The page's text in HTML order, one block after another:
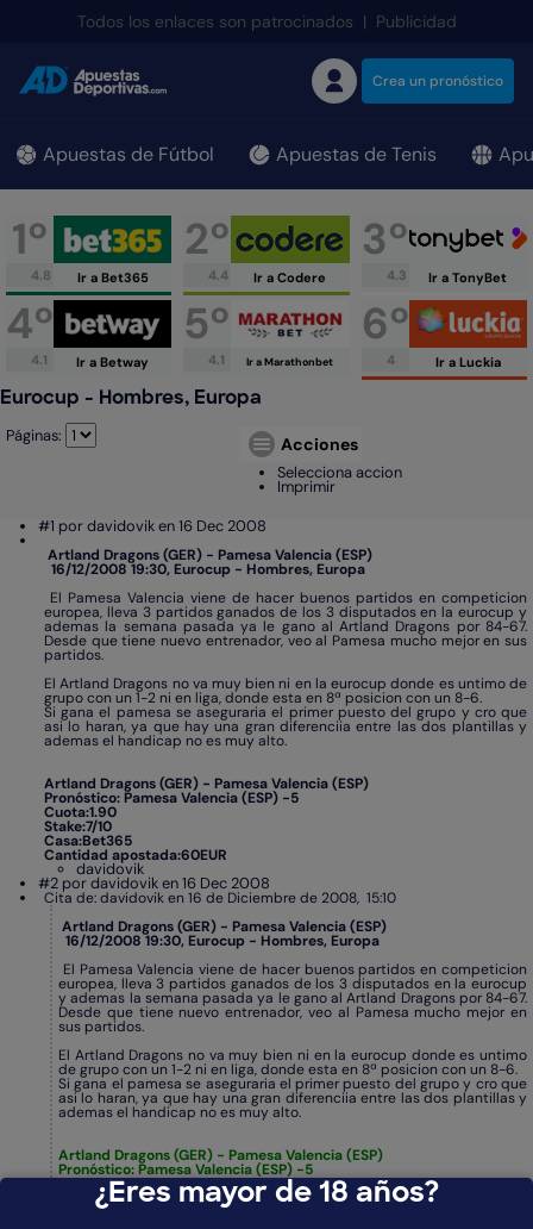
Todos los enlaces son patrocinados | Publicidad
Crea un pronóstico
Apuestas de Fútbol Apuestas de Tenis
1º
4.8 Ir a Bet365
2º
4.4 Ir a Codere
3º
4.3 Ir a TonyBet
4º
4.1 Ir a Betway
5º
4.1 Ir a Marathonbet
6º
4 Ir a Luckia
Eurocup - Hombres, Europa
Páginas: Acciones
Selecciona accion
Imprimir
#1 por davidovik en 16 Dec 2008
Artland Dragons (GER) - Pamesa Valencia (ESP)
16/12/2008 19:30, Eurocup - Hombres, Europa
El Pamesa Valencia viene de hacer buenos partidos en competicion
europea, lleva 3 partidos ganados de los 3 disputados en la eurocup y
ademas la semana pasada ya le gano al Artland Dragons por 84-67.
Desde que tiene nuevo entrenador, veo al Pamesa mucho mejor en sus
partidos.
El Artland Dragons no va muy bien ni en la eurocup donde es untimo de
grupo con un 1-2 ni en liga, donde esta en 8ª posicion con un 8-6.
Si gana el pamesa se aseguraria el primer puesto del grupo y cro que
asi lo haran, ya que hay una gran diferenciia entre las dos plantillas y
ademas el handicap no es muy alto.
Artland Dragons (GER) - Pamesa Valencia (ESP)
Pronóstico: Pamesa Valencia (ESP) -5
Cuota:1.90
Stake:7/10
Casa:Bet365
Cantidad apostada:60EUR
davidovik
#2 por davidovik en 16 Dec 2008
Cita de: davidovik en 16 de Diciembre de 2008, 15:10
Artland Dragons (GER) - Pamesa Valencia (ESP)
16/12/2008 19:30, Eurocup - Hombres, Europa
El Pamesa Valencia viene de hacer buenos partidos en competicion
europea, lleva 3 partidos ganados de los 3 disputados en la eurocup
y ademas la semana pasada ya le gano al Artland Dragons por 84-67.
Desde que tiene nuevo entrenador, veo al Pamesa mucho mejor en
sus partidos.
El Artland Dragons no va muy bien ni en la eurocup donde es untimo
de grupo con un 1-2 ni en liga, donde esta en 8ª posicion con un 8-6.
Si gana el pamesa se aseguraria el primer puesto del grupo y cro que
asi lo haran, ya que hay una gran diferenciia entre las dos plantillas y
ademas el handicap no es muy alto.
Artland Dragons (GER) - Pamesa Valencia (ESP)
Pronóstico: Pamesa Valencia (ESP) -5
Cuota:1.90
Stake:7/10
Casa:Bet365
¿Eres mayor de 18 años?